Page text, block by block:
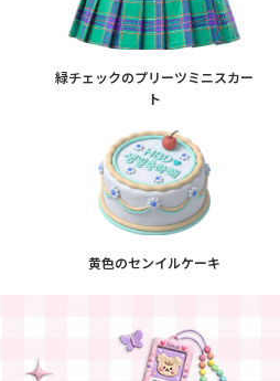
緑チェックのプリーツミニスカー
ト
黄色のセンイルケーキ